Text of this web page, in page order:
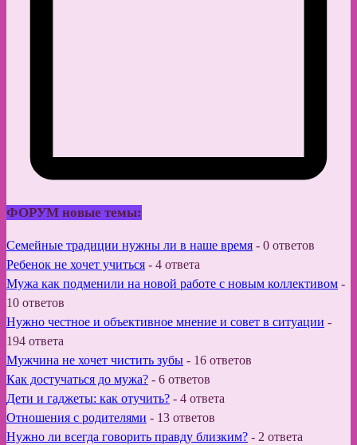
ФОРУМ новые темы:
Семейные традиции нужны ли в наше время - 0 ответов
Ребенок не хочет учиться - 4 ответа
Мужа как подменили на новой работе с новым коллективом -
10 ответов
Нужно честное и объективное мнение и совет в ситуации -
194 ответа
Мужчина не хочет чистить зубы - 16 ответов
Как достучаться до мужа? - 6 ответов
Дети и гаджеты: как отучить? - 4 ответа
Отношения с родителями - 13 ответов
Нужно ли всегда говорить правду близким? - 2 ответа